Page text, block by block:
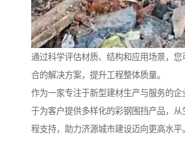
通过科学评估材质、结构和应用场景，您
合的解决方案，提升工程整体质量。
作为一家专注于新型建材生产与服务的企
于为客户提供多样化的彩钢围挡产品，从
程支持，助力济源城市建设迈向更高水平。